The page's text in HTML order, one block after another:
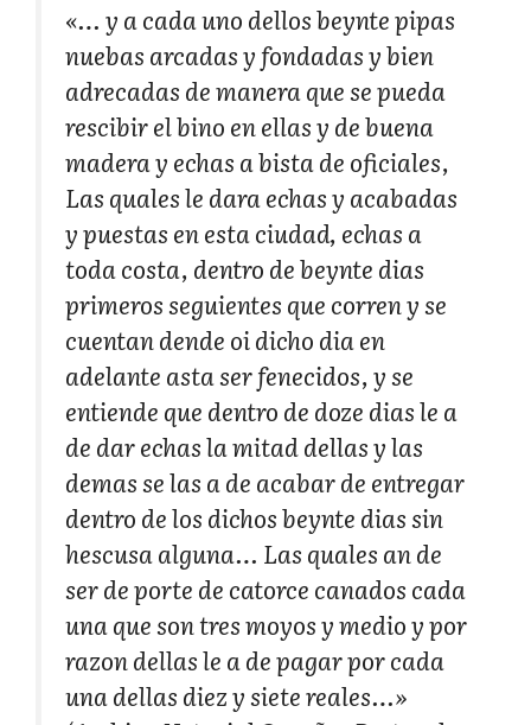
«… y a cada uno dellos beynte pipas
nuebas arcadas y fondadas y bien
adrecadas de manera que se pueda
rescibir el bino en ellas y de buena
madera y echas a bista de oficiales,
Las quales le dara echas y acabadas
y puestas en esta ciudad, echas a
toda costa, dentro de beynte dias
primeros seguientes que corren y se
cuentan dende oi dicho dia en
adelante asta ser fenecidos, y se
entiende que dentro de doze dias le a
de dar echas la mitad dellas y las
demas se las a de acabar de entregar
dentro de los dichos beynte dias sin
hescusa alguna… Las quales an de
ser de porte de catorce canados cada
una que son tres moyos y medio y por
razon dellas le a de pagar por cada
una dellas diez y siete reales…»